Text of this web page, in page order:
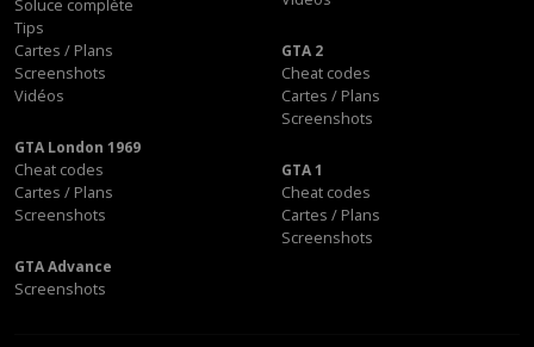
Soluce complète
Tips
Cartes / Plans
Screenshots
Vidéos
GTA 2
Cheat codes
Cartes / Plans
Screenshots
GTA London 1969
Cheat codes
Cartes / Plans
Screenshots
GTA 1
Cheat codes
Cartes / Plans
Screenshots
GTA Advance
Screenshots